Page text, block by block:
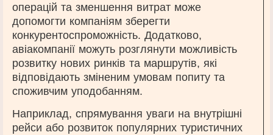
операцій та зменшення витрат може
допомогти компаніям зберегти
конкурентоспроможність. Додатково,
авіакомпанії можуть розглянути можливість
розвитку нових ринків та маршрутів, які
відповідають зміненим умовам попиту та
споживчим уподобанням.
Наприклад, спрямування уваги на внутрішні
рейси або розвиток популярних туристичних